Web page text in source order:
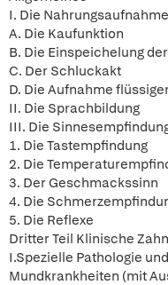
I. Die Nahrungsaufnahme
A. Die Kaufunktion
B. Die Einspeichelung
C. Der Schluckakt
D. Die Aufnahme
II. Die Sprachbildung
III. Die
1. Die Tastempfindung
2. Die
3. Der Geschmackssinn
4. Die
5. Die Reflexe
Dritter Teil Klinische
I.Spezielle Pathologie
Mundkrankheiten (mit